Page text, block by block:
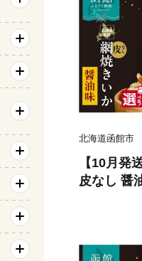
料無料
北海道函館市
【10月発
皮なし 醤
選べる発
い カッ
介類 食